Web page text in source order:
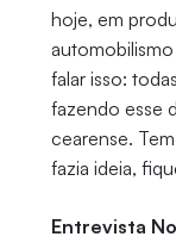
hoje, em
falar isso:
fazendo esse
cearense.
fazia ideia,
Entrevista